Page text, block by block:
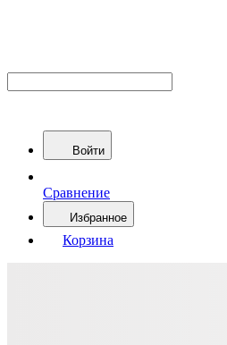
Войти
Сравнение
Избранное
Корзина